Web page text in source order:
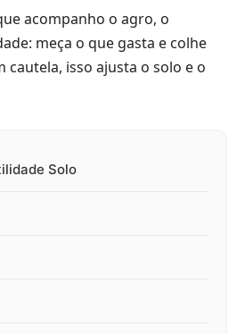
acompanho o agro, o
meça o que gasta e colhe
cautela, isso ajusta o solo e o
Solo